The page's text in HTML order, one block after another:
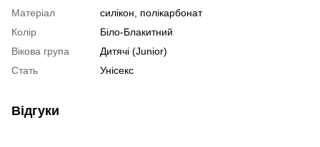
Матеріал
силікон, полікарбонат
Колір
Біло-Блакитний
Вікова група
Дитячі (Junior)
Стать
Унісекс
Відгуки